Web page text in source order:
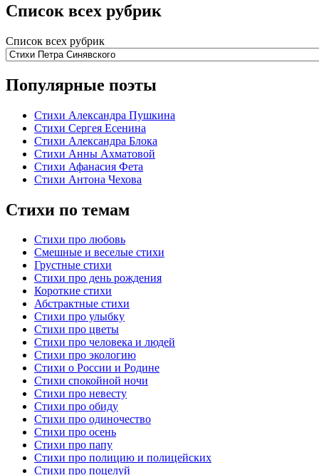
Список всех рубрик
Список всех рубрик
Популярные поэты
Стихи Александра Пушкина
Стихи Сергея Есенина
Стихи Александра Блока
Стихи Анны Ахматовой
Стихи Афанасия Фета
Стихи Антона Чехова
Стихи по темам
Стихи про любовь
Смешные и веселые стихи
Грустные стихи
Стихи про день рождения
Короткие стихи
Абстрактные стихи
Стихи про улыбку
Стихи про цветы
Стихи про человека и людей
Стихи про экологию
Стихи о России и Родине
Стихи спокойной ночи
Стихи про невесту
Стихи про обиду
Стихи про одиночество
Стихи про осень
Стихи про папу
Стихи про полицию и полицейских
Стихи про поцелуй